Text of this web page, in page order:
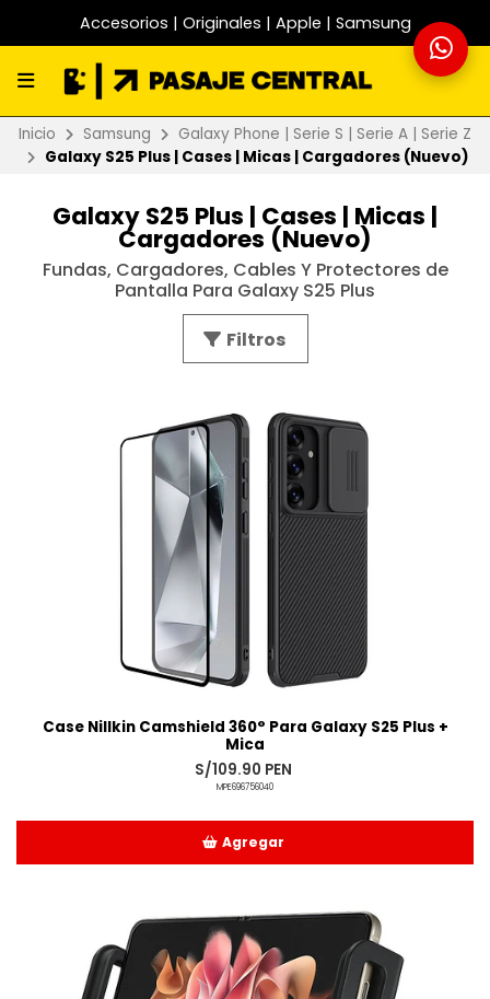
Accesorios | Originales | Apple | Samsung
Inicio Samsung
Galaxy Phone | Serie S | Serie A | Serie Z
Galaxy S25 Plus | Cases | Micas | Cargadores (Nuevo)
Galaxy S25 Plus | Cases | Micas |
Cargadores (Nuevo)
Fundas, Cargadores, Cables Y Protectores de
Pantalla Para Galaxy S25 Plus
Filtros
Case Nillkin Camshield 360° Para Galaxy S25 Plus +
Mica
S/109.90 PEN
MPE696756040
Agregar